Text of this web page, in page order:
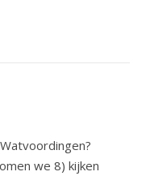
we 8) kijken